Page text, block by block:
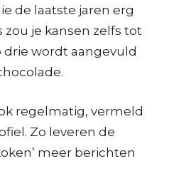
de laatste jaren erg
zou je kansen zelfs tot
drie wordt aangevuld
regelmatig, vermeld
Zo leveren de
meer berichten